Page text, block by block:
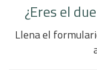
¿Eres el
Llena el